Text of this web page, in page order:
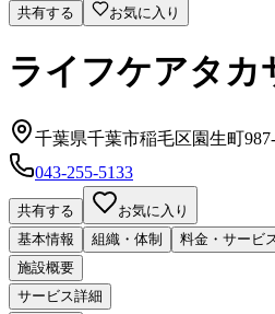
共有する お気に入り
ライフケアタカ
千葉県千葉市稲毛区園生町
043-255-5133
共有する
お気に入り
基本情報
組織・体制 料金・サービ
施設概要
サービス詳細